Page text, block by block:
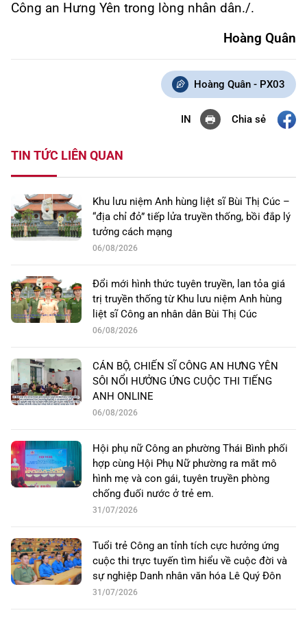
Công an Hưng Yên trong lòng nhân dân./.
Hoàng Quân
Hoàng Quân - PX03
IN Chia sẻ
TIN TỨC LIÊN QUAN
Khu lưu niệm Anh hùng liệt sĩ Bùi Thị Cúc –
“địa chỉ đỏ” tiếp lửa truyền thống, bồi đắp lý
tưởng cách mạng
06/08/2026
Đổi mới hình thức tuyên truyền, lan tỏa giá
trị truyền thống từ Khu lưu niệm Anh hùng
liệt sĩ Công an nhân dân Bùi Thị Cúc
06/08/2026
CÁN BỘ, CHIẾN SĨ CÔNG AN HƯNG YÊN
SÔI NỔI HƯỞNG ỨNG CUỘC THI TIẾNG
ANH ONLINE
06/08/2026
Hội phụ nữ Công an phường Thái Bình phối
hợp cùng Hội Phụ Nữ phường ra mắt mô
hình mẹ và con gái, tuyên truyền phòng
chống đuối nước ở trẻ em.
31/07/2026
Tuổi trẻ Công an tỉnh tích cực hưởng ứng
cuộc thi trực tuyến tìm hiểu về cuộc đời và
sự nghiệp Danh nhân văn hóa Lê Quý Đôn
31/07/2026